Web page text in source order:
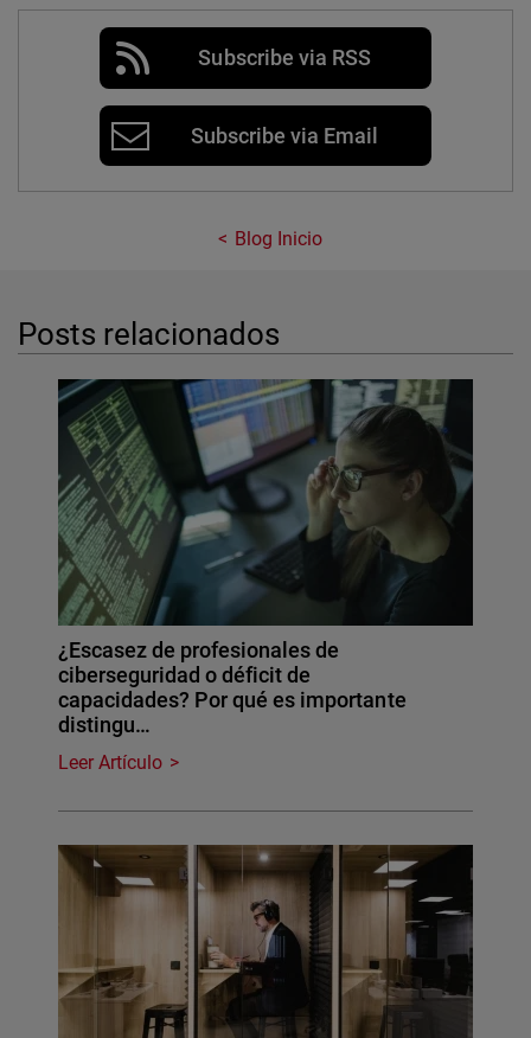
Subscribe via RSS
Subscribe via Email
Blog Inicio
Posts relacionados
¿Escasez de profesionales de
ciberseguridad o déficit de
capacidades? Por qué es importante
distingu…
Leer Artículo